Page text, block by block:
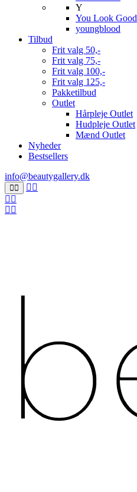
Y
You Look Good
youngblood
Tilbud
Frit valg 50,-
Frit valg 75,-
Frit valg 100,-
Frit valg 125,-
Pakketilbud
Outlet
Hårpleje Outlet
Hudpleje Outlet
Mænd Outlet
Nyheder
Bestsellers
info@beautygallery.dk